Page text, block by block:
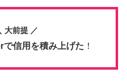
大前提 ／
で信用を積み上げた ！